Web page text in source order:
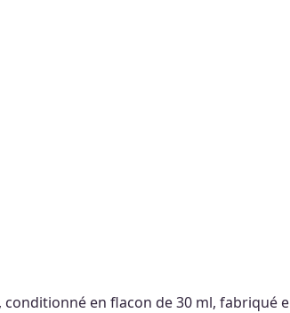
, conditionné en flacon de 30 ml, fabriqué